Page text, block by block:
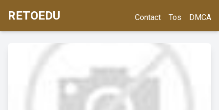
RETOEDU Contact Tos DMCA